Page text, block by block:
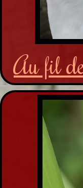
Au fil